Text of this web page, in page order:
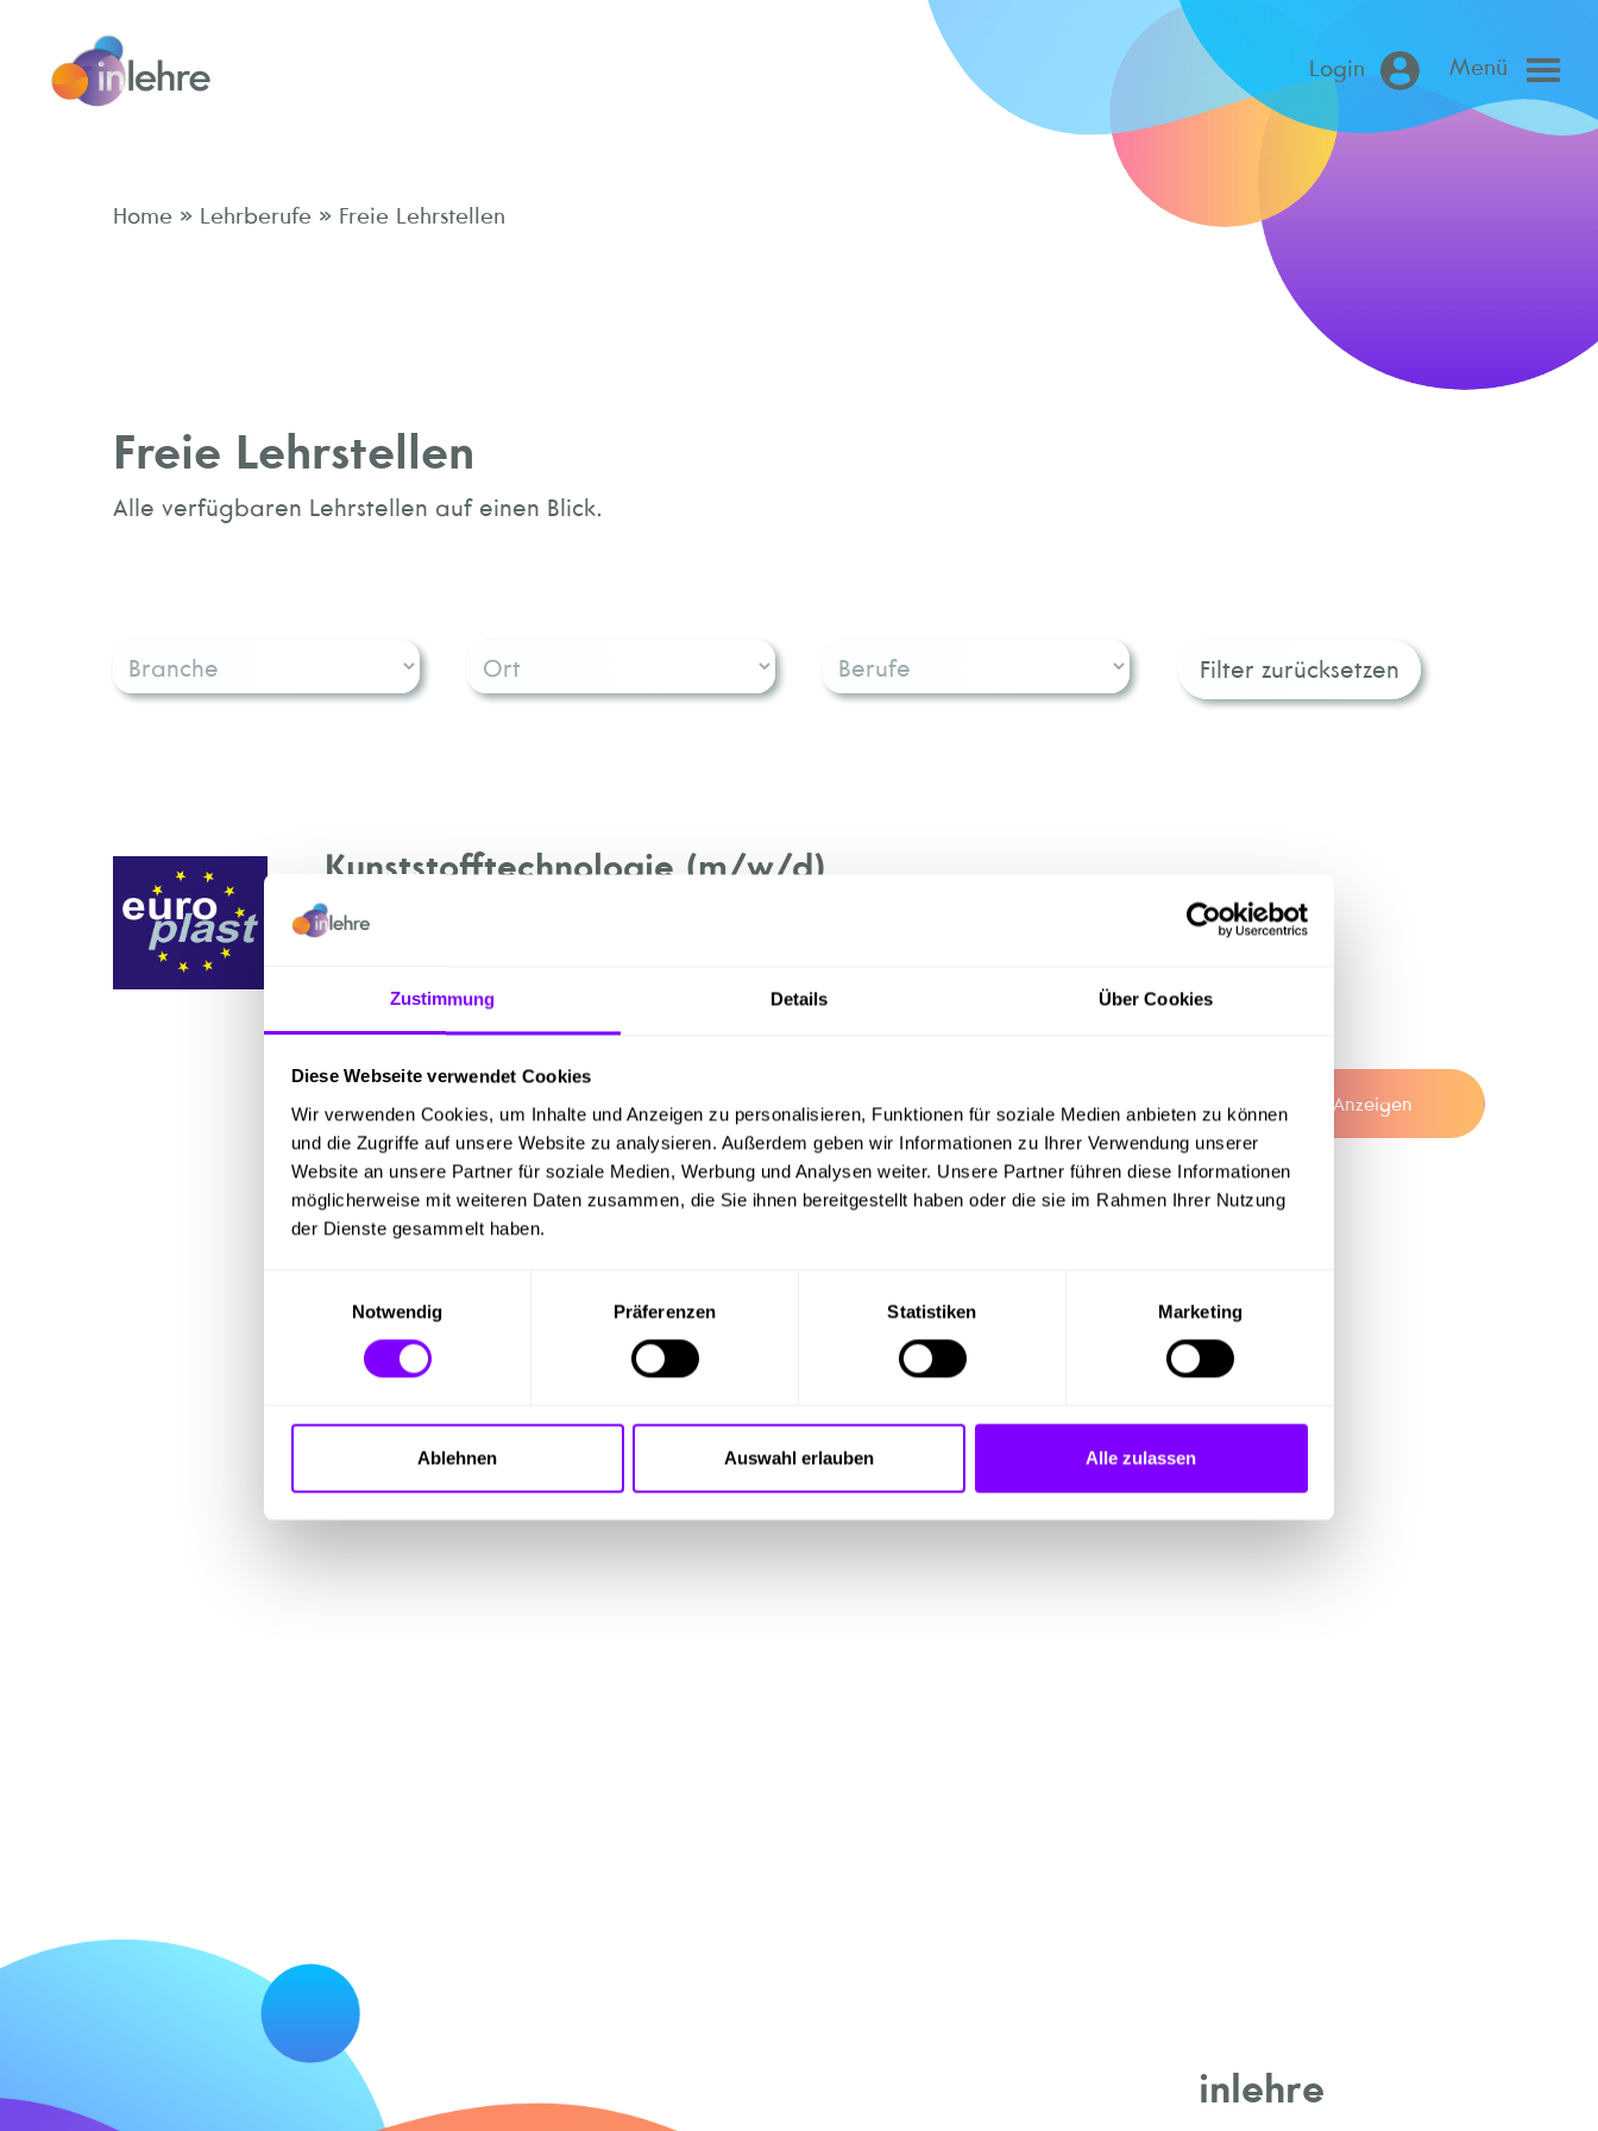
Zustimmung Details Über Cookies
Diese Webseite verwendet Cookies
Wir verwenden Cookies, um Inhalte und Anzeigen zu personalisieren, Funktionen für soziale Medien anbieten zu können
und die Zugriffe auf unsere Website zu analysieren. Außerdem geben wir Informationen zu Ihrer Verwendung unserer
Website an unsere Partner für soziale Medien, Werbung und Analysen weiter. Unsere Partner führen diese Informationen
möglicherweise mit weiteren Daten zusammen, die Sie ihnen bereitgestellt haben oder die sie im Rahmen Ihrer Nutzung
der Dienste gesammelt haben.
Notwendig
Präferenzen Statistiken Marketing
Ablehnen Auswahl erlauben Alle zulassen
Login Menü
Home » Lehrberufe » Freie Lehrstellen
Freie Lehrstellen
Alle verfügbaren Lehrstellen auf einen Blick.
Filter zurücksetzen
Kunststofftechnologie (m/w/d)
Dellach im Drautal
Anzeigen
inlehre